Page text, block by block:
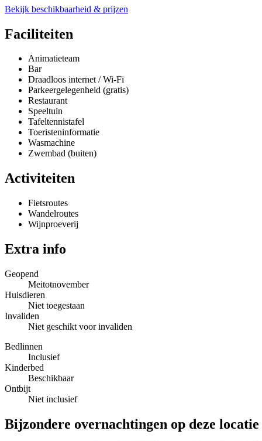
Bekijk beschikbaarheid & prijzen
Faciliteiten
Animatieteam
Bar
Draadloos internet / Wi-Fi
Parkeergelegenheid (gratis)
Restaurant
Speeltuin
Tafeltennistafel
Toeristeninformatie
Wasmachine
Zwembad (buiten)
Activiteiten
Fietsroutes
Wandelroutes
Wijnproeverij
Extra info
Geopend
Meitotnovember
Huisdieren
Niet toegestaan
Invaliden
Niet geschikt voor invaliden
Bedlinnen
Inclusief
Kinderbed
Beschikbaar
Ontbijt
Niet inclusief
Bijzondere overnachtingen op deze locatie